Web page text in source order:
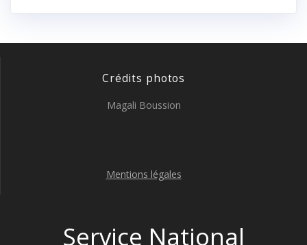
Crédits photos
Magali Boussion
Mentions légales
Service National